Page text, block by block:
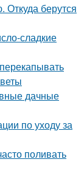
Откуда берутся
сладкие
дачные
по уходу за
поливать